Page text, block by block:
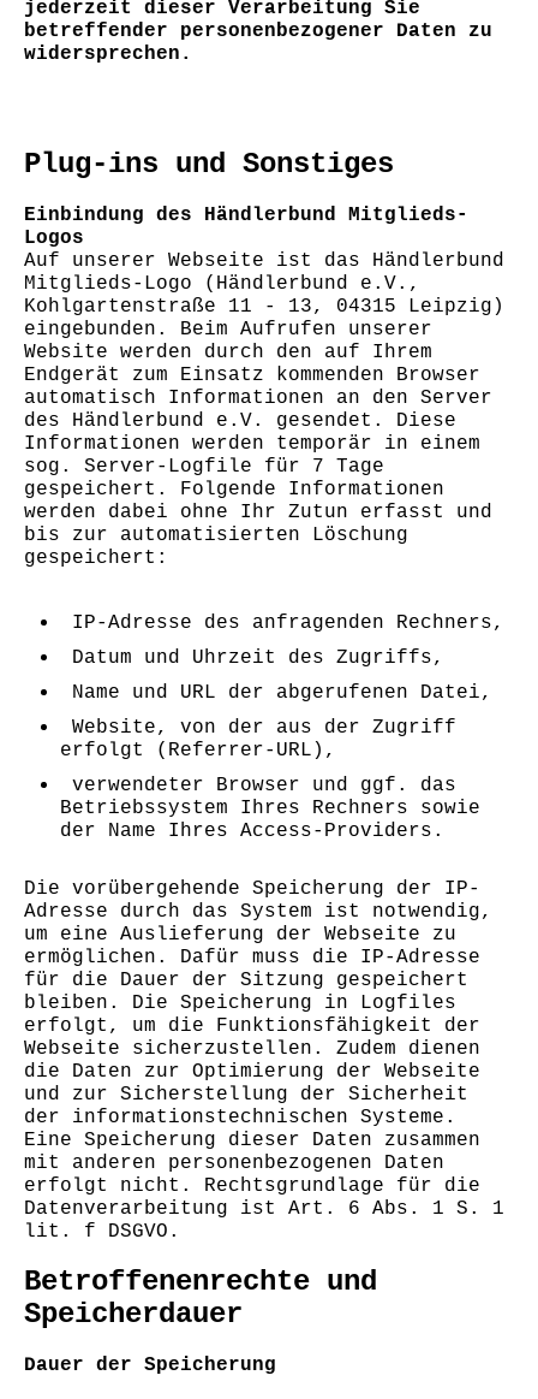
jederzeit dieser Verarbeitung Sie
betreffender personenbezogener Daten zu
widersprechen.
Plug-ins und Sonstiges
Einbindung des Händlerbund Mitglieds-
Logos
Auf unserer Webseite ist das Händlerbund
Mitglieds-Logo (Händlerbund e.V.,
Kohlgartenstraße 11 - 13, 04315 Leipzig)
eingebunden. Beim Aufrufen unserer
Website werden durch den auf Ihrem
Endgerät zum Einsatz kommenden Browser
automatisch Informationen an den Server
des Händlerbund e.V. gesendet. Diese
Informationen werden temporär in einem
sog. Server-Logfile für 7 Tage
gespeichert. Folgende Informationen
werden dabei ohne Ihr Zutun erfasst und
bis zur automatisierten Löschung
gespeichert:
IP-Adresse des anfragenden Rechners,
Datum und Uhrzeit des Zugriffs,
Name und URL der abgerufenen Datei,
Website, von der aus der Zugriff
erfolgt (Referrer-URL),
verwendeter Browser und ggf. das
Betriebssystem Ihres Rechners sowie
der Name Ihres Access-Providers.
Die vorübergehende Speicherung der IP-
Adresse durch das System ist notwendig,
um eine Auslieferung der Webseite zu
ermöglichen. Dafür muss die IP-Adresse
für die Dauer der Sitzung gespeichert
bleiben. Die Speicherung in Logfiles
erfolgt, um die Funktionsfähigkeit der
Webseite sicherzustellen. Zudem dienen
die Daten zur Optimierung der Webseite
und zur Sicherstellung der Sicherheit
der informationstechnischen Systeme.
Eine Speicherung dieser Daten zusammen
mit anderen personenbezogenen Daten
erfolgt nicht. Rechtsgrundlage für die
Datenverarbeitung ist Art. 6 Abs. 1 S. 1
lit. f DSGVO.
Betroffenenrechte und
Speicherdauer
Dauer der Speicherung